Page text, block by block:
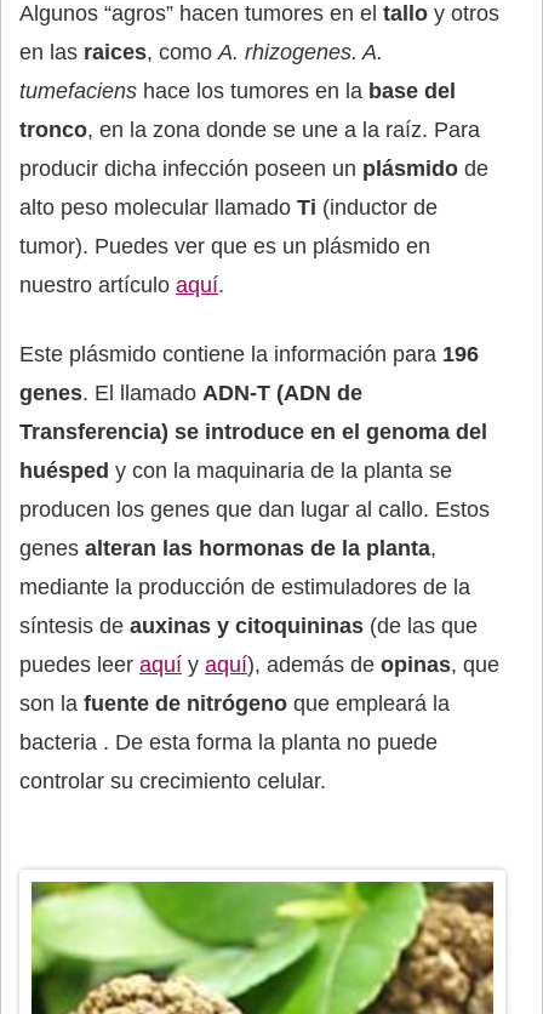
Algunos “agros” hacen tumores en el tallo y otros
en las raices, comoA. rhizogenes. A.
tumefaciens hace los tumores en la base del
tronco, en la zona donde se une a la raíz. Para
producir dicha infección poseen un plásmido de
alto peso molecular llamado Ti (inductor de
tumor). Puedes ver que es un plásmido en
nuestro artículo aquí.
Este plásmido contiene la información para 196
genes. El llamado ADN-T (ADN de
Transferencia) se introduce en el genoma del
huésped y con la maquinaria de la planta se
producen los genes que dan lugar al callo. Estos
genes alteran las hormonas de la planta,
mediante la producción de estimuladores de la
síntesis de auxinas y citoquininas (de las que
puedes leer aquí y aquí), además de opinas, que
son la fuente de nitrógeno que empleará la
bacteria . De esta forma la planta no puede
controlar su crecimiento celular.